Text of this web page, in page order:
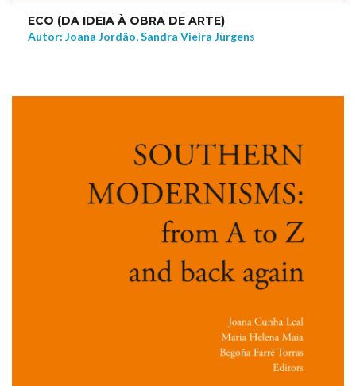
ECO (DA IDEIA À OBRA DE ARTE)
Autor: Joana Jordão, Sandra Vieira Jürgens